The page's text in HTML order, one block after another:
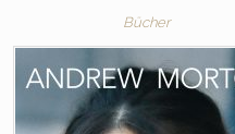
Bücher